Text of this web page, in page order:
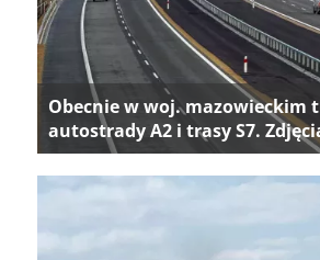
Obecnie w woj. mazowieckim
autostrady A2 i trasy S7.